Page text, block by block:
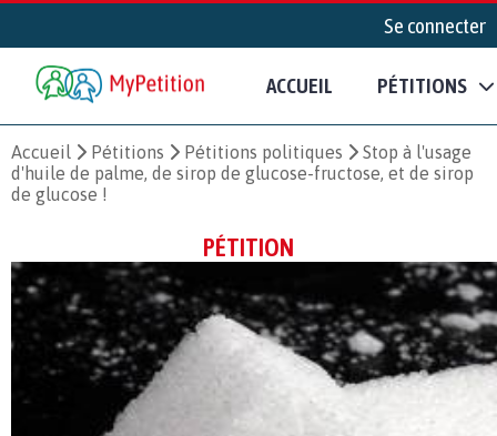
Se connecter
ACCUEIL PÉTITIONS
Accueil Pétitions Pétitions politiques
Stop à l'usage
d'huile de palme, de sirop de glucose-fructose, et de sirop
de glucose !
PÉTITION